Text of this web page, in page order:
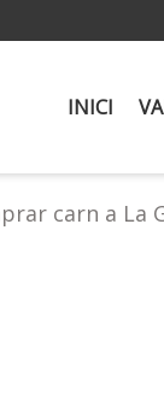
INICI
carn a La